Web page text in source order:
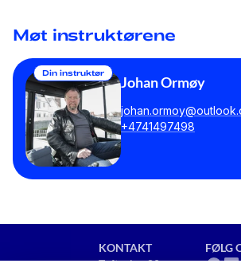
Møt instruktørene
Din instruktør
Johan Ormøy
+4741497498
KONTAKT
Toftveien 80
FØLG